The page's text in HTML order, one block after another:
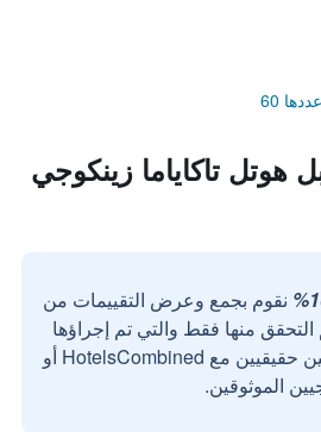
60
هوتل تاكاياما زينكوجي
نقوم بجمع وعرض التقييمات من
منها فقط والتي تم إجراؤها
بواسطة مستخدمين حقيقيين مع HotelsCombined أو
الموثوقين.